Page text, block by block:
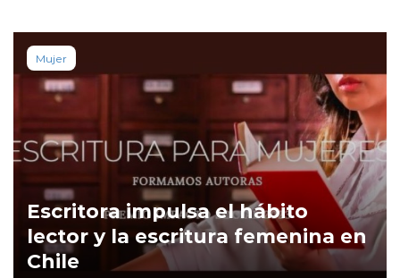
Mujer
Escritora impulsa el hábito
lector y la escritura femenina en
Chile